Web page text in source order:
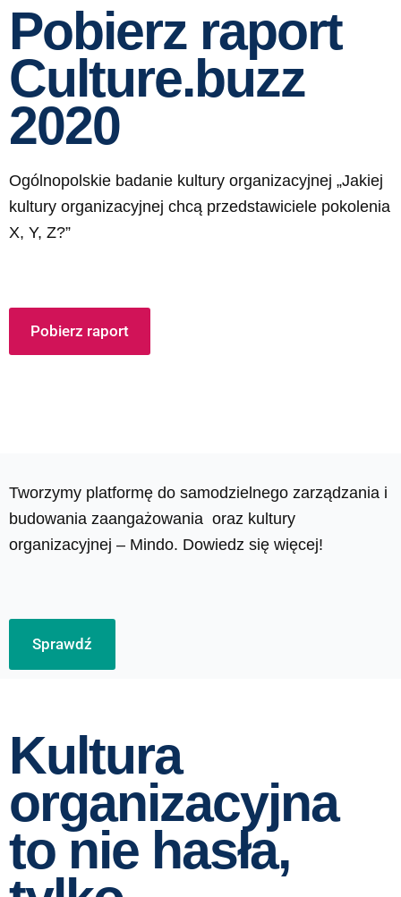
Pobierz raport
Culture.buzz
2020
Ogólnopolskie badanie kultury organizacyjnej „Jakiej
kultury organizacyjnej chcą przedstawiciele pokolenia
X, Y, Z?”
Pobierz raport
Tworzymy platformę do samodzielnego zarządzania i
budowania zaangażowania oraz kultury
organizacyjnej – Mindo. Dowiedz się więcej!
Sprawdź
Kultura
organizacyjna
to nie hasła,